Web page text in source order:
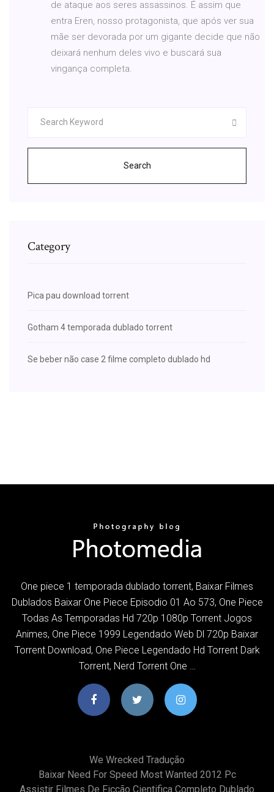
de ataque aos seres assassinos. É assim que
entra Eren, nosso protagonista, que após ver sua
mãe ser devorada por um gigante decide que não
deixará nenhum deles vivo e buscará sua
vingança completa.
Search
Category
Pica pau download torrent
Gotham 4 temporada dublado torrent
Se beber não case 2 filme completo dublado hd
One piece 1 temporada dublado torrent, Baixar Filmes
Dublados Baixar One Piece Episodio 01 Ao 573, One Piece
Todas As Temporadas Hd 720p 1080p Torrent Jogos
Animes, One Piece 1999 Legendado Web Dl 720p Baixar
Torrent Download, One Piece Legendado Hd Torrent Dark
Torrent, Nerd Torrent One …
We Wrecked Tradução
Baixar Need For Speed Most Wanted 2012 Pc
Assistir Filmes De Ficção Cientifica Completo Dublado